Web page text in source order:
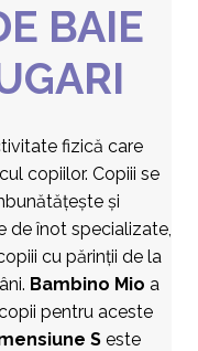
BAIE
fizică care
copiilor. Copiii se
și
de înot specializate,
cu părinții de la
Bambino Mio a
pentru aceste
S este